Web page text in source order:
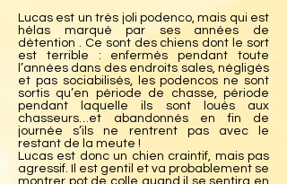
Lucas est un très joli podenco, mais qui est
hélas marqué par ses années de
détention . Ce sont des chiens dont le sort
est terrible : enfermés pendant toute
l’années dans des endroits sales, négligés
et pas sociabilisés, les podencos ne sont
sortis qu’en période de chasse, période
pendant laquelle ils sont loués aux
chasseurs…et abandonnés en fin de
journée s’ils ne rentrent pas avec le
restant de la meute !
Lucas est donc un chien craintif, mais pas
agressif. Il est gentil et va probablement se
montrer pot de colle quand il se sentira en